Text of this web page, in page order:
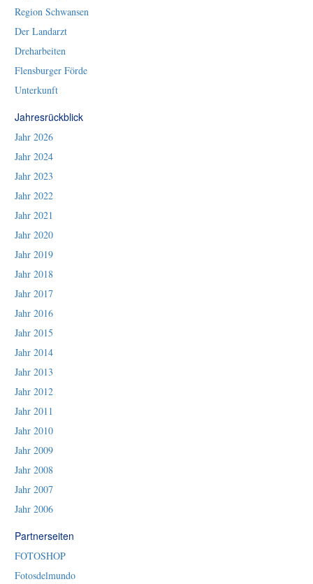
Region Schwansen
Der Landarzt
Dreharbeiten
Flensburger Förde
Unterkunft
Jahresrückblick
Jahr 2026
Jahr 2024
Jahr 2023
Jahr 2022
Jahr 2021
Jahr 2020
Jahr 2019
Jahr 2018
Jahr 2017
Jahr 2016
Jahr 2015
Jahr 2014
Jahr 2013
Jahr 2012
Jahr 2011
Jahr 2010
Jahr 2009
Jahr 2008
Jahr 2007
Jahr 2006
Partnerseiten
FOTOSHOP
Fotosdelmundo